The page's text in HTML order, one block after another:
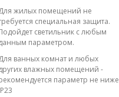
жилых помещений не
специальная защита.
светильник с любым
параметром.
ванных комнат и любых
влажных помещений -
параметр не ниже